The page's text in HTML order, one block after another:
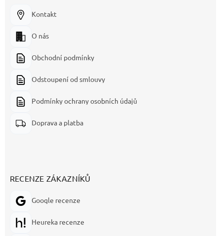
Kontakt
O nás
Obchodní podmínky
Odstoupení od smlouvy
Podmínky ochrany osobních údajů
Doprava a platba
RECENZE ZÁKAZNÍKŮ
Google recenze
Heureka recenze